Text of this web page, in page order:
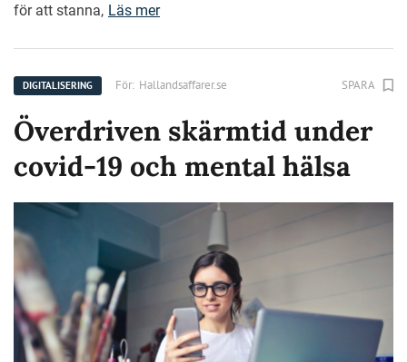
för att stanna, Läs mer
DIGITALISERING För: Hallandsaffarer.se SPARA
Överdriven skärmtid under
covid-19 och mental hälsa